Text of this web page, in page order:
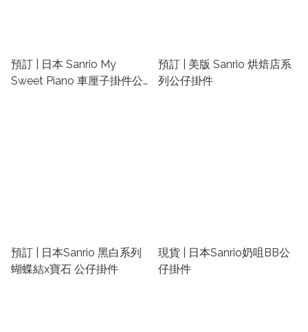
預訂 | 日本 Sanrio My
Sweet Piano 車厘子掛件公
預訂 | 美版 Sanrio 烘焙店系
列公仔掛件
預訂 | 日本Sanrio 黑白系列
蝴蝶結x寶石 公仔掛件
現貨 | 日本Sanrio奶咀BB公
仔掛件